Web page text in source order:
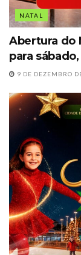
NATAL
Abertura do
para sábado,
9 DE DEZEMBRO